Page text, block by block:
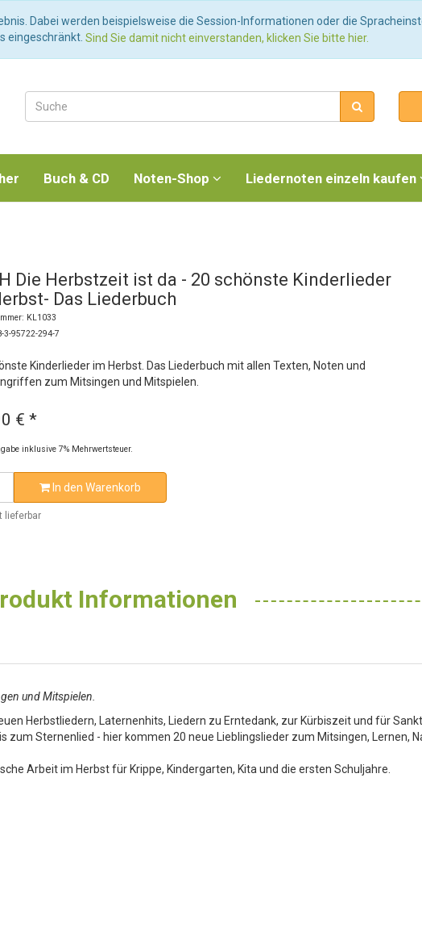
Dabei werden beispielsweise die Session-Informationen oder die
eingeschränkt. Sind Sie damit nicht einverstanden, klicken Sie bitte hier.
Buch & CD Noten-Shop Liedernoten einzeln kaufen
Die Herbstzeit ist da - 20 schönste Kinderlieder
Das Liederbuch
KL1033
3-95722-294-7
Kinderlieder im Herbst. Das Liederbuch mit allen Texten, Noten und
zum Mitsingen und Mitspielen.
€ *
inklusive 7% Mehrwertsteuer.
In den Warenkorb
lieferbar
Informationen
und Mitspielen.
Herbstliedern, Laternenhits, Liedern zu Erntedank, zur Kürbiszeit und für
Sternenlied - hier kommen 20 neue Lieblingslieder zum Mitsingen, Lernen,
Arbeit im Herbst für Krippe, Kindergarten, Kita und die ersten Schuljahre.